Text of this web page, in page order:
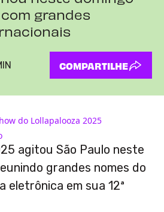
grandes
COMPARTILHE
do Lollapalooza 2025
agitou São Paulo neste
grandes nomes do
eletrônica em sua 12ª